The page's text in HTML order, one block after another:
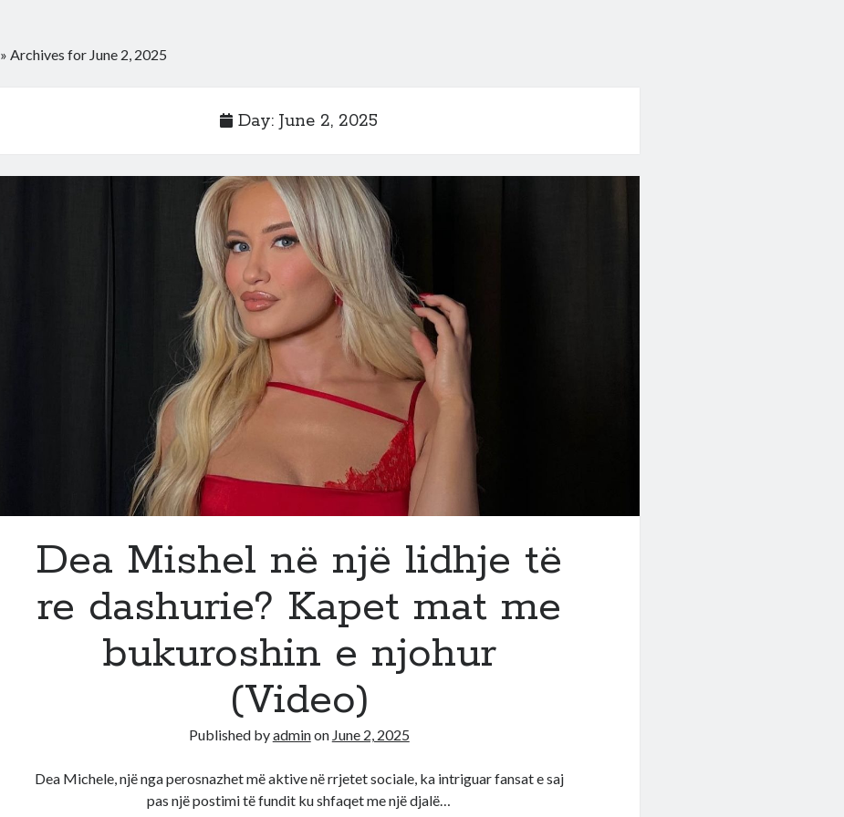
»Archives for June 2, 2025
Day:June 2, 2025
Dea Mishel në një lidhje të
re dashurie? Kapet mat me
bukuroshin e njohur
(Video)
Published byadminon June 2, 2025
Dea Michele, një nga perosnazhet më aktive në rrjetet sociale, ka intriguar fansat e saj
pas një postimi të fundit ku shfaqet me një djalë…